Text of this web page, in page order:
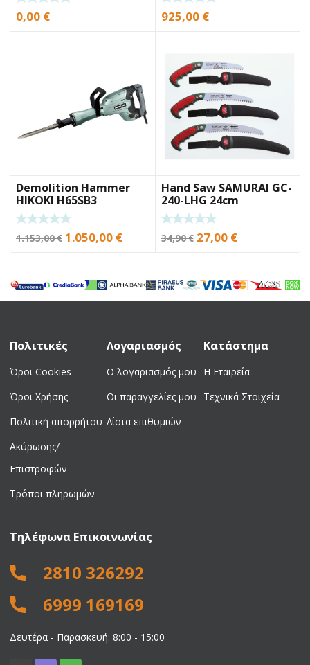
0,00 € 925,00 €
Demolition Hammer
HIKOKI H65SB3
1.153,00€ Original
1.153,00 €.
1.050,00 €Current
1.050,00 €.
Hand Saw SAMURAI GC-
240-LHG 24cm
34,90€ Original
34,90 €.
27,00 €Current
27,00 €.
Πολιτικές
Όροι Cookies
Όροι Χρήσης
Πολιτική απορρήτου
Ακύρωσης/
Επιστροφών
Τρόποι πληρωμών
Λογαριασμός
Ο λογαριασμός μου
Οι παραγγελίες μου
Λίστα επιθυμιών
Κατάστημα
Η Εταιρεία
Τεχνικά Στοιχεία
Τηλέφωνα Επικοινωνίας
2810 326292
6999 169169
Δευτέρα - Παρασκευή: 8:00 - 15:00